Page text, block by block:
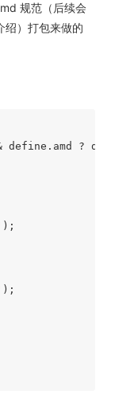
规范（后续会
绍）打包来做的
define.amd ?
);
);